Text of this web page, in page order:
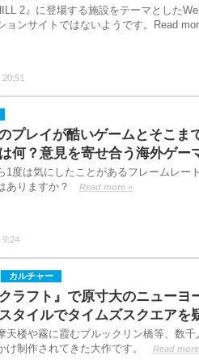
2』に登場する施設をテーマとした
ョンサイトではないようです。Read
20:51
プレイが酷いゲームとそこま
何？意見を寄せ合う海外ゲー
1度は気にしたことがあるフレームレー
ありますか？
Read more »
9:24
カルチャー
クラフト』で原寸大のニュー
タイルでタイムズスクエアを
天楼や霧に霞むブルックリン橋等、数
け制作されてきた大作です。
Read